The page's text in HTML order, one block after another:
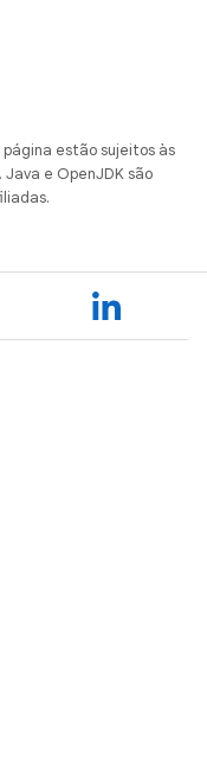
estão sujeitos às
. Java e OpenJDK são